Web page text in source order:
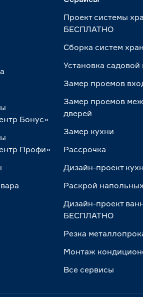
Бонус»
Профи»
Проект системы
БЕСПЛАТНО
Сборка систем
Установка садовой
Замер проемов
Замер проемов
дверей
Замер кухни
Рассрочка
Дизайн-проект
Раскрой
Дизайн-проект
БЕСПЛАТНО
Резка
Монтаж
Все сервисы